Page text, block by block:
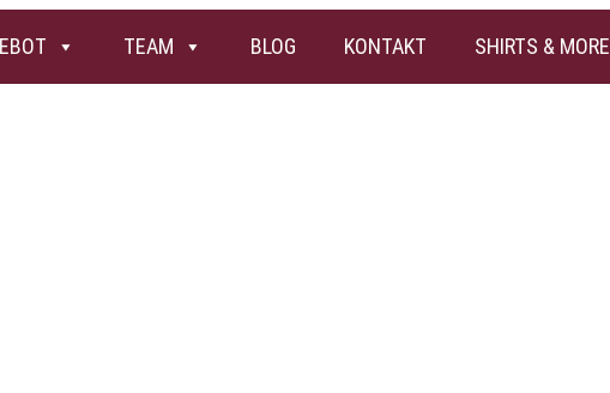
TEAM BLOG KONTAKT SHIRTS & MORE